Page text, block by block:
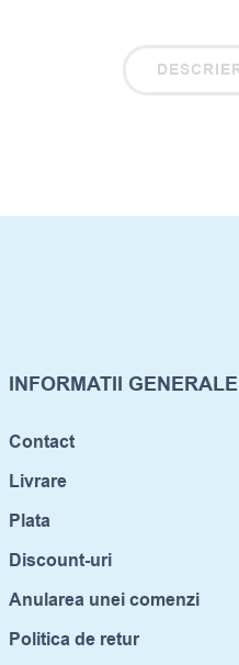
INFORMATII GENERALE
Contact
Livrare
Plata
Discount-uri
Anularea unei comenzi
Politica de retur